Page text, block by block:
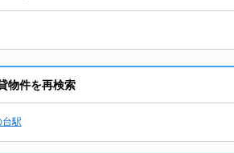
物件を再検索
台駅